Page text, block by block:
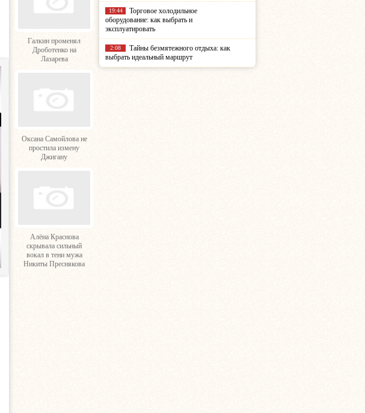
Галкин променял
Дроботенко на
Лазарева
Оксана Самойлова не
простила измену
Джигану
Алёна Краснова
скрывала сильный
вокал в тени мужа
Никиты Преснякова
19:44
Торговое холодильное
оборудование: как выбрать и
эксплуатировать
2:08
Тайны безмятежного отдыха: как
выбрать идеальный маршрут